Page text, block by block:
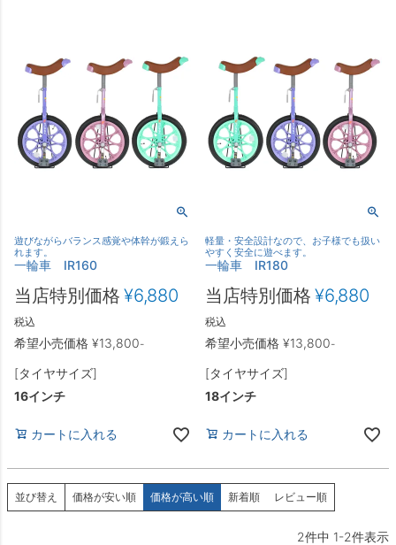
遊びながらバランス感覚や体幹が鍛えら
れます。
一輪車 IR160
希望小売価格 ¥13,800-
当店特別価格 ¥6,880
税込
[タイヤサイズ]
16インチ
カートに入れる
軽量・安全設計なので、お子様でも扱い
やすく安全に遊べます。
一輪車 IR180
希望小売価格 ¥13,800-
当店特別価格 ¥6,880
税込
[タイヤサイズ]
18インチ
カートに入れる
並び替え 価格が安い順 価格が高い順 新着順 レビュー順
2件中 1-2件表示